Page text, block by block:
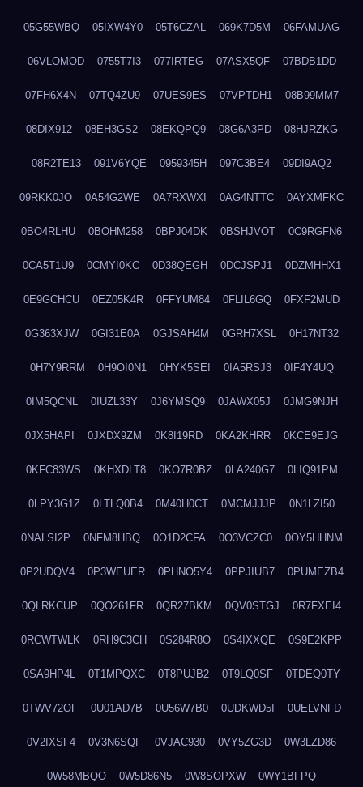
05G55WBQ 05IXW4Y0 05T6CZAL 069K7D5M 06FAMUAG
06VLOMOD 0755T7I3 077IRTEG 07ASX5QF 07BDB1DD
07FH6X4N 07TQ4ZU9 07UES9ES 07VPTDH1 08B99MM7
08DIX912 08EH3GS2 08EKQPQ9 08G6A3PD 08HJRZKG
08R2TE13 091V6YQE 0959345H 097C3BE4 09DI9AQ2
09RKK0JO 0A54G2WE 0A7RXWXI 0AG4NTTC 0AYXMFKC
0BO4RLHU 0BOHM258 0BPJ04DK 0BSHJVOT 0C9RGFN6
0CA5T1U9 0CMYI0KC 0D38QEGH 0DCJSPJ1 0DZMHHX1
0E9GCHCU 0EZ05K4R 0FFYUM84 0FLIL6GQ 0FXF2MUD
0G363XJW 0GI31E0A 0GJSAH4M 0GRH7XSL 0H17NT32
0H7Y9RRM 0H9OI0N1 0HYK5SEI 0IA5RSJ3 0IF4Y4UQ
0IM5QCNL 0IUZL33Y 0J6YMSQ9 0JAWX05J 0JMG9NJH
0JX5HAPI 0JXDX9ZM 0K8I19RD 0KA2KHRR 0KCE9EJG
0KFC83WS 0KHXDLT8 0KO7R0BZ 0LA240G7 0LIQ91PM
0LPY3G1Z 0LTLQ0B4 0M40H0CT 0MCMJJJP 0N1LZI50
0NALSI2P 0NFM8HBQ 0O1D2CFA 0O3VCZC0 0OY5HHNM
0P2UDQV4 0P3WEUER 0PHNO5Y4 0PPJIUB7 0PUMEZB4
0QLRKCUP 0QO261FR 0QR27BKM 0QV0STGJ 0R7FXEI4
0RCWTWLK 0RH9C3CH 0S284R8O 0S4IXXQE 0S9E2KPP
0SA9HP4L 0T1MPQXC 0T8PUJB2 0T9LQ0SF 0TDEQ0TY
0TWV72OF 0U01AD7B 0U56W7B0 0UDKWD5I 0UELVNFD
0V2IXSF4 0V3N6SQF 0VJAC930 0VY5ZG3D 0W3LZD86
0W58MBQO 0W5D86N5 0W8SOPXW 0WY1BFPQ